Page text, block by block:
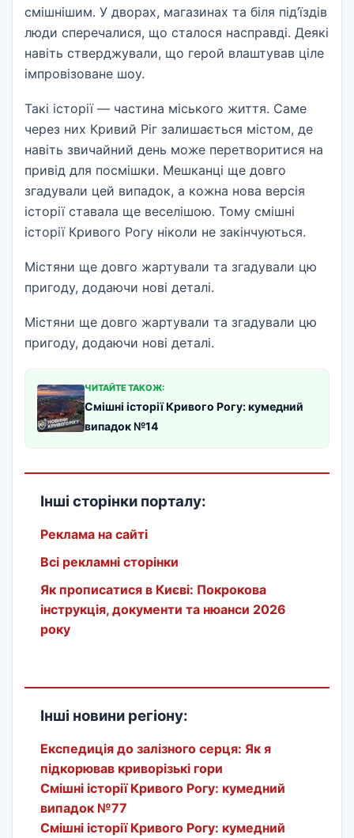
смішнішим. У дворах, магазинах та біля під’їздів
люди сперечалися, що сталося насправді. Деякі
навіть стверджували, що герой влаштував ціле
імпровізоване шоу.
Такі історії — частина міського життя. Саме
через них Кривий Ріг залишається містом, де
навіть звичайний день може перетворитися на
привід для посмішки. Мешканці ще довго
згадували цей випадок, а кожна нова версія
історії ставала ще веселішою. Тому смішні
історії Кривого Рогу ніколи не закінчуються.
Містяни ще довго жартували та згадували цю
пригоду, додаючи нові деталі.
Містяни ще довго жартували та згадували цю
пригоду, додаючи нові деталі.
ЧИТАЙТЕ ТАКОЖ:
Смішні історії Кривого Рогу: кумедний
випадок №14
Інші сторінки порталу:
Реклама на сайті
Всі рекламні сторінки
Як прописатися в Києві: Покрокова
інструкція, документи та нюанси 2026
року
Інші новини регіону:
Експедиція до залізного серця: Як я
підкорював криворізькі гори
Смішні історії Кривого Рогу: кумедний
випадок №77
Смішні історії Кривого Рогу: кумедний